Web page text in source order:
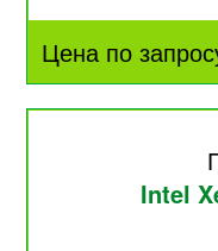
Цена по
Intel